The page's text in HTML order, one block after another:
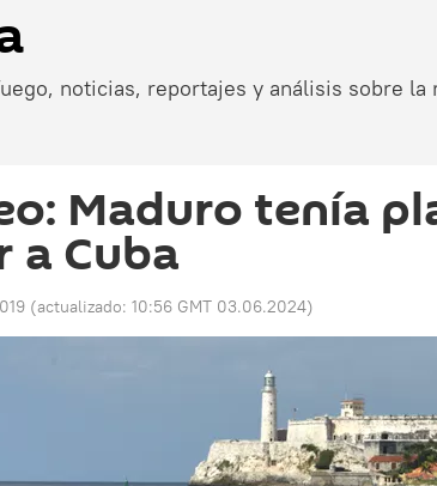
noticias, reportajes y análisis sobre la
Maduro tenía
a Cuba
(actualizado: 10:56 GMT 03.06.2024)